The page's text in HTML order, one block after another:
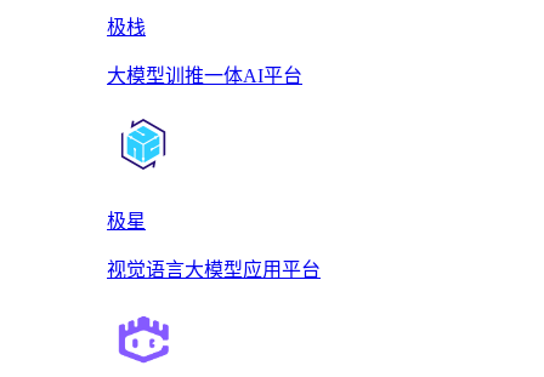
极栈
大模型训推一体AI平台
极星
视觉语言大模型应用平台